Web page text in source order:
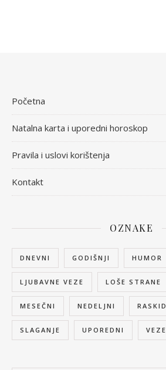
Početna
Natalna karta i uporedni horoskop
Pravila i uslovi korištenja
Kontakt
OZNAKE
DNEVNI GODIŠNJI HUMOR
LJUBAVNE VEZE LOŠE STRANE
MESEČNI NEDELJNI RASKID
SLAGANJE UPOREDNI VEZE